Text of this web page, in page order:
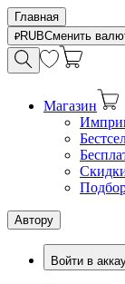
Главная
RUBСменить
Магазин
Автору
Войти в